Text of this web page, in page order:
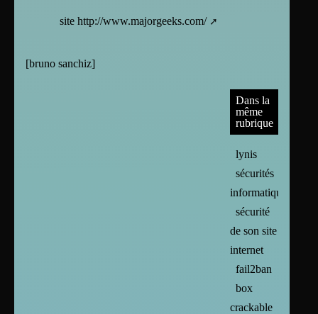
site http://www.majorgeeks.com/
[bruno sanchiz]
Dans la
même
rubrique
lynis
sécurités
informatiques
sécurité
de son site
internet
fail2ban
box
crackable